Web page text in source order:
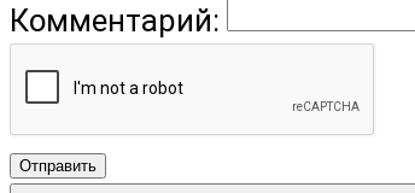
Комментарий:
Отправить